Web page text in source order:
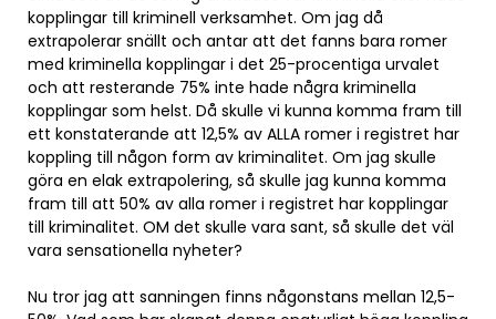
kopplingar till kriminell verksamhet. Om jag då
extrapolerar snällt och antar att det fanns bara romer
med kriminella kopplingar i det 25-procentiga urvalet
och att resterande 75% inte hade några kriminella
kopplingar som helst. Då skulle vi kunna komma fram till
ett konstaterande att 12,5% av ALLA romer i registret har
koppling till någon form av kriminalitet. Om jag skulle
göra en elak extrapolering, så skulle jag kunna komma
fram till att 50% av alla romer i registret har kopplingar
till kriminalitet. OM det skulle vara sant, så skulle det väl
vara sensationella nyheter?
Nu tror jag att sanningen finns någonstans mellan 12,5-